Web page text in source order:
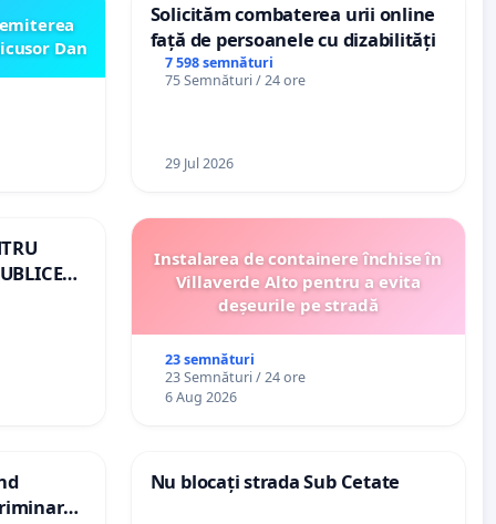
Dan
Solicităm combaterea urii online
față de persoanele cu dizabilități
7 598 semnături
75 Semnături / 24 ore
29 Jul 2026
Instalarea de containere închise în
Villaverde Alto pentru a evita
deșeurile pe stradă
23 semnături
23 Semnături / 24 ore
6 Aug 2026
Nu blocați strada Sub Cetate